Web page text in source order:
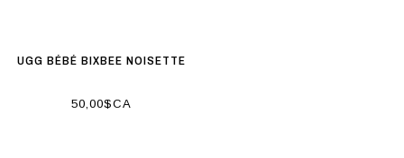
UGG BÉBÉ BIXBEE NOISETTE
50,00$CA